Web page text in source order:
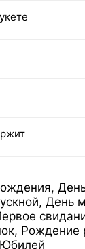
День
Рождение